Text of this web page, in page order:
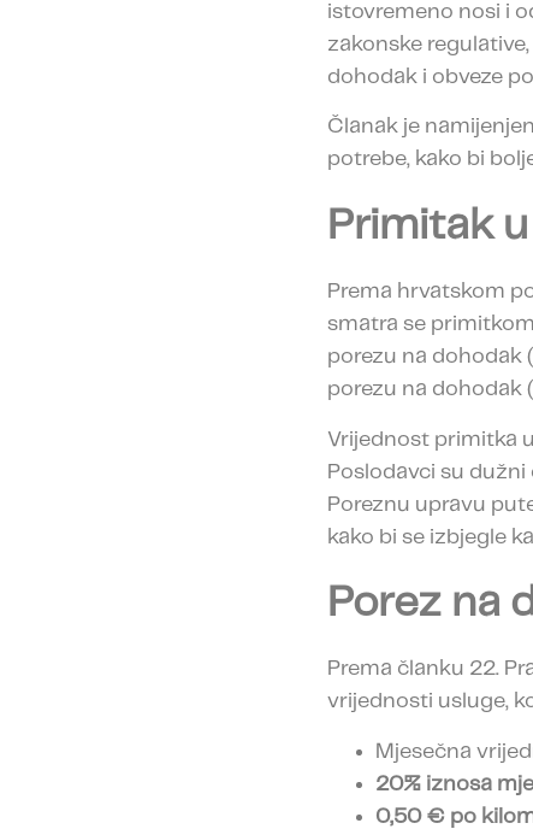
istovremeno nosi i
zakonske
dohodak i obveze
Članak je
potrebe, kako bi
Primitak
Prema hrvatskom
smatra se
porezu na dohodak
porezu na dohodak
Vrijednost primitka
Poslodavci su
Poreznu upravu
kako bi se izbjegle
Porez na
Prema članku 22.
vrijednosti usluge,
Mjesečna
20% iznosa
0,50 € po